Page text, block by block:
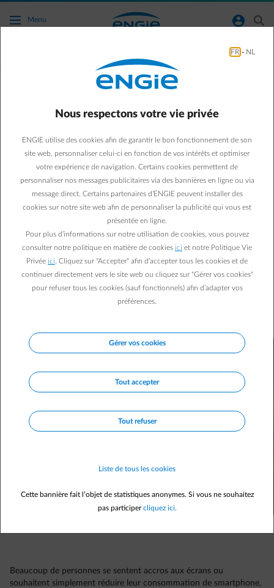
Accéder au contenu principal
Menu normal-account-circle search
Agir pour la planète
10 conseils pour diminuer
votre consommation
d'écran
Télévision, ordinateur, tablette et smartphone, les écrans
ont colonisé nos maisons et nos habitudes. Regardez
autour de vous, vous en verrez certainement trois, quatre
ou cinq, voire plus ! Comment faire (et réussir) une petite
Beaucoup de personnes se sentent accros aux écrans ou
souhaitent simplement réduire leur consommation de smartphone,
FR - NL
Nous respectons votre vie privée
ENGIE utilise des cookies afin de garantir le bon fonctionnement de son
site web, personnaliser celui-ci en fonction de vos intérêts et optimiser
votre expérience de navigation. Certains cookies permettent de
personnaliser nos messages publicitaires via des bannières en ligne ou via
message direct. Certains partenaires d’ENGIE peuvent installer des
cookies sur notre site web afin de personnaliser la publicité qui vous est
présentée en ligne.
Pour plus d’informations sur notre utilisation de cookies, vous pouvez
consulter notre politique en matière de cookies ici et notre Politique Vie
Privée ici . Cliquez sur "Accepter" afin d’accepter tous les cookies et de
continuer directement vers le site web ou cliquez sur "Gérer vos cookies"
pour refuser tous les cookies (sauf fonctionnels) afin d’adapter vos
préférences.
Gérer vos cookies
Tout accepter
Tout refuser
Liste de tous les cookies
Cette bannière fait l’objet de statistiques anonymes. Si vous ne souhaitez
pas participercliquez ici.